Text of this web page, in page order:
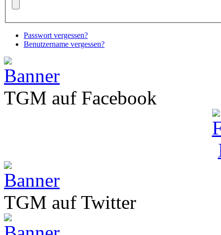
Passwort vergessen?
Benutzername vergessen?
TGM auf Facebook
TGM auf Twitter